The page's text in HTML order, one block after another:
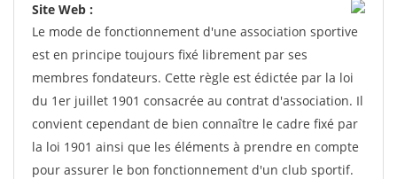
Site Web :
Le mode de fonctionnement d'une association sportive
est en principe toujours fixé librement par ses
membres fondateurs. Cette règle est édictée par la loi
du 1er juillet 1901 consacrée au contrat d'association. Il
convient cependant de bien connaître le cadre fixé par
la loi 1901 ainsi que les éléments à prendre en compte
pour assurer le bon fonctionnement d'un club sportif.